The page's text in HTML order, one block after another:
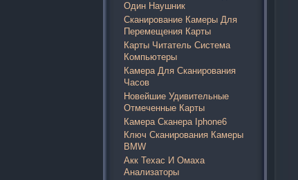
Один Наушник
Сканирование Камеры Для
Перемещения Карты
Карты Читатель Система
Компьютеры
Камера Для Сканирования
Часов
Новейшие Удивительные
Отмеченные Карты
Камера Сканера Iphone6
Ключ Сканирования Камеры
BMW
Акк Техас И Омаха
Анализаторы